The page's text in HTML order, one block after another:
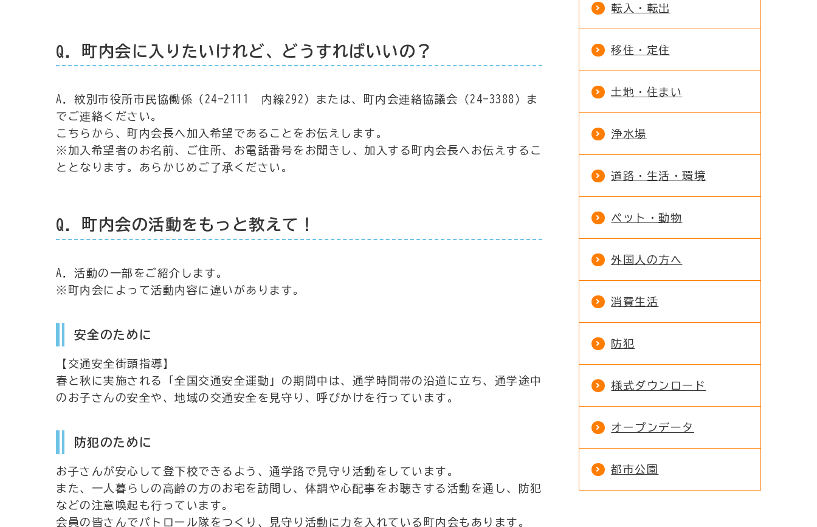
Q．町内会に入りたいけれど、どうすればいいの？
A．紋別市役所市民協働係（24-2111 内線292）または、町内会連絡協議会（24-3388）ま
でご連絡ください。
こちらから、町内会長へ加入希望であることをお伝えします。
※加入希望者のお名前、ご住所、お電話番号をお聞きし、加入する町内会長へお伝えするこ
ととなります。あらかじめご了承ください。
Q．町内会の活動をもっと教えて！
A．活動の一部をご紹介します。
※町内会によって活動内容に違いがあります。
安全のために
【交通安全街頭指導】
春と秋に実施される「全国交通安全運動」の期間中は、通学時間帯の沿道に立ち、通学途中
のお子さんの安全や、地域の交通安全を見守り、呼びかけを行っています。
防犯のために
お子さんが安心して登下校できるよう、通学路で見守り活動をしています。
また、一人暮らしの高齢の方のお宅を訪問し、体調や心配事をお聴きする活動を通し、防犯
などの注意喚起も行っています。
会員の皆さんでパトロール隊をつくり、見守り活動に力を入れている町内会もあります。
転入・転出
移住・定住
土地・住まい
浄水場
道路・生活・環境
ペット・動物
外国人の方へ
消費生活
防犯
様式ダウンロード
オープンデータ
都市公園